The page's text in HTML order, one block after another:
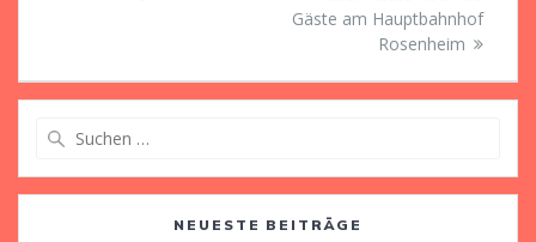
Gäste am Hauptbahnhof
Rosenheim
NEUESTE BEITRÄGE